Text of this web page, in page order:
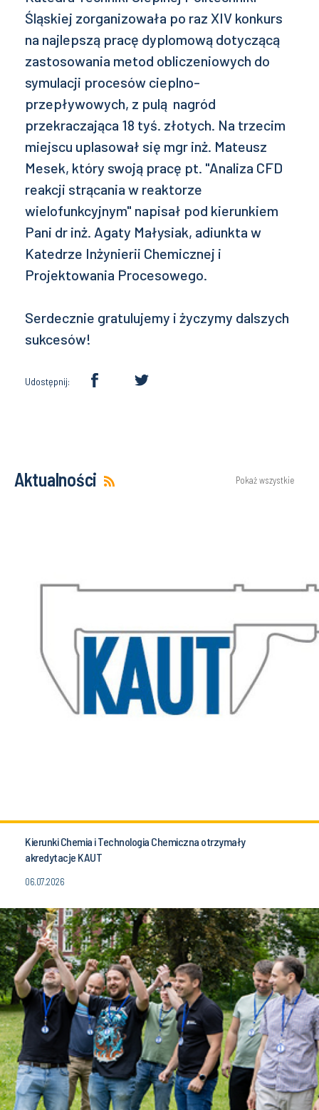
Śląskiej zorganizowała po raz XIV konkurs
na najlepszą pracę dyplomową dotyczącą
zastosowania metod obliczeniowych do
symulacji procesów cieplno-
przepływowych, z pulą nagród
przekraczająca 18 tyś. złotych. Na trzecim
miejscu uplasował się mgr inż. Mateusz
Mesek, który swoją pracę pt. "Analiza CFD
reakcji strącania w reaktorze
wielofunkcyjnym" napisał pod kierunkiem
Pani dr inż. Agaty Małysiak, adiunkta w
Katedrze Inżynierii Chemicznej i
Projektowania Procesowego.
Serdecznie gratulujemy i życzymy dalszych
sukcesów!
Udostępnij:
Aktualności Pokaż wszystkie
Kierunki Chemia i Technologia Chemiczna otrzymały
akredytacje KAUT
06.07.2026